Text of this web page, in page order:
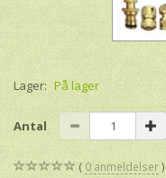
Lager: På lager
Antal
0 anmeldelser